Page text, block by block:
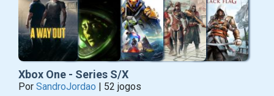
Xbox One - Series S/X
Por SandroJordao | 52 jogos